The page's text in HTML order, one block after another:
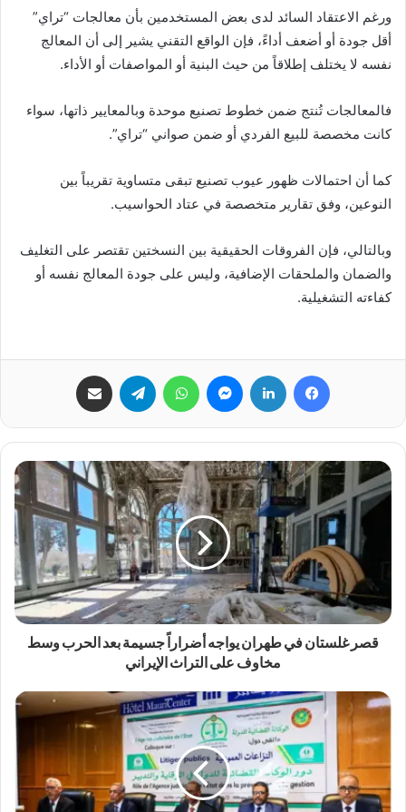
ورغم الاعتقاد السائد لدى بعض المستخدمين بأن معالجات “تراي”
أقل جودة أو أضعف أداءً، فإن الواقع التقني يشير إلى أن المعالج
نفسه لا يختلف إطلاقاً من حيث البنية أو المواصفات أو الأداء.
فالمعالجات تُنتج ضمن خطوط تصنيع موحدة وبالمعايير ذاتها، سواء
كانت مخصصة للبيع الفردي أو ضمن صواني “تراي”.
كما أن احتمالات ظهور عيوب تصنيع تبقى متساوية تقريباً بين
النوعين، وفق تقارير متخصصة في عتاد الحواسيب.
وبالتالي، فإن الفروقات الحقيقية بين النسختين تقتصر على التغليف
والضمان والملحقات الإضافية، وليس على جودة المعالج نفسه أو
كفاءته التشغيلية.
فيسبوك لينكدإن ماسنجر واتساب تيلقرام
قصر غلستان في طهران يواجه أضراراً جسيمة بعد الحرب وسط
مخاوف على التراث الإيراني